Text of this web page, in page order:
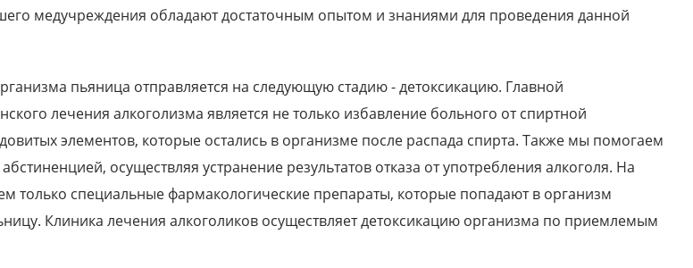
медучреждения обладают достаточным опытом и знаниями для проведения данной
пьяница отправляется на следующую стадию - детоксикацию. Главной
лечения алкоголизма является не только избавление больного от спиртной
элементов, которые остались в организме после распада спирта. Также мы помогаем
осуществляя устранение результатов отказа от употребления алкоголя. На
только специальные фармакологические препараты, которые попадают в организм
Клиника лечения алкоголиков осуществляет детоксикацию организма по приемлемым